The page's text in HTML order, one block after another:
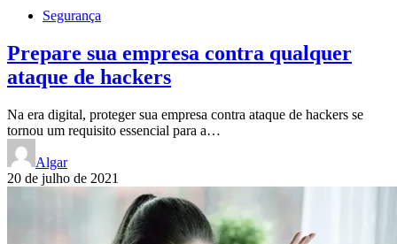
Segurança
Prepare sua empresa contra qualquer
ataque de hackers
Na era digital, proteger sua empresa contra ataque de hackers se
tornou um requisito essencial para a…
Algar
20 de julho de 2021